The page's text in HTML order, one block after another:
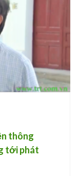
thông
tới phát